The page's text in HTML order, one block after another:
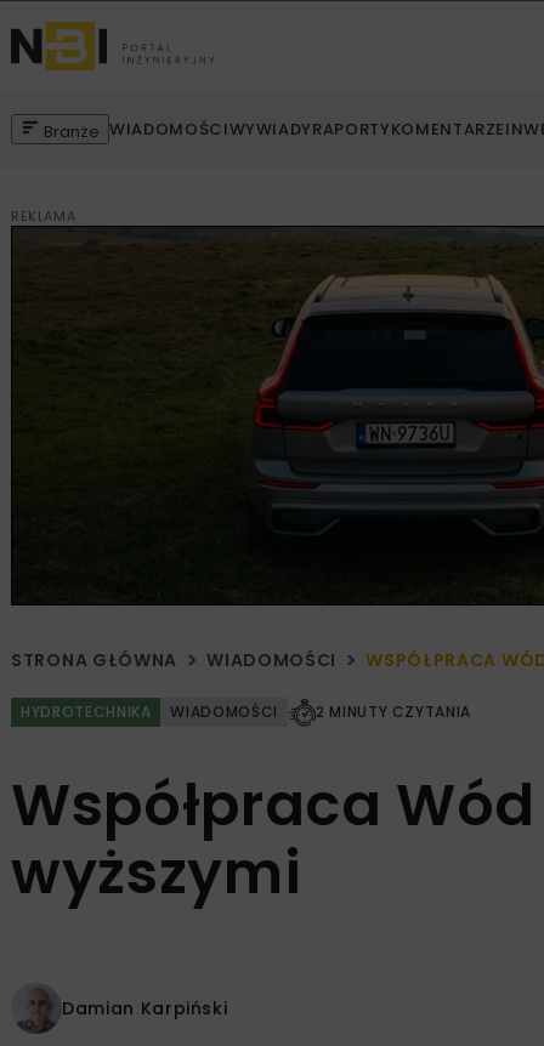
Branże WIADOMOŚCIWYWIADYRAPORTYKOMENTARZE
REKLAMA
STRONA GŁÓWNA WIADOMOŚCI WSPÓŁPRACA
HYDROTECHNIKA WIADOMOŚCI 2 MINUTY CZYTANIA
Współpraca
wyższymi
Damian Karpiński